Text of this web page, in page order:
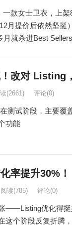
一款女士卫衣，上
月提价后依然坚挺
月就杀进Best
改对 Listing
(2661) 评论(0)
测试阶段，主要覆
功能
率提升30%！
阅读(785) 评论(0)
——Listing优化得
这个阶段反复折腾